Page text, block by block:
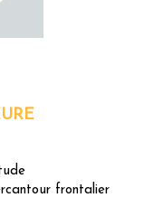
frontalier